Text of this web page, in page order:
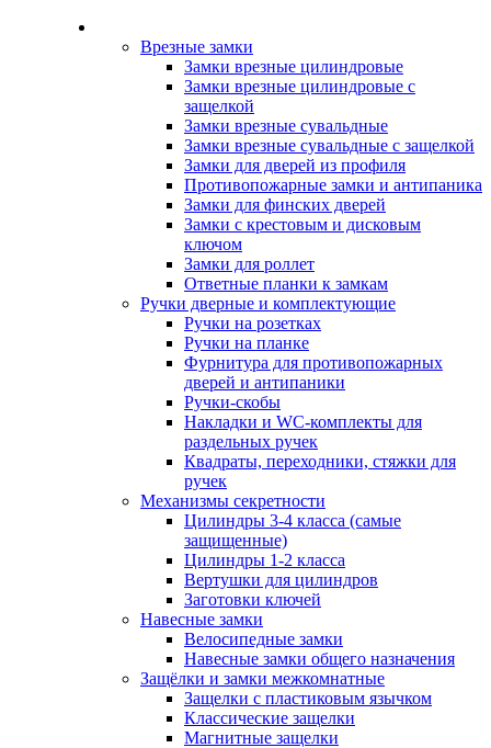
Врезные замки
Замки врезные цилиндровые
Замки врезные цилиндровые с
защелкой
Замки врезные сувальдные
Замки врезные сувальдные с защелкой
Замки для дверей из профиля
Противопожарные замки и антипаника
Замки для финских дверей
Замки с крестовым и дисковым
ключом
Замки для роллет
Ответные планки к замкам
Ручки дверные и комплектующие
Ручки на розетках
Ручки на планке
Фурнитура для противопожарных
дверей и антипаники
Ручки-скобы
Накладки и WC-комплекты для
раздельных ручек
Квадраты, переходники, стяжки для
ручек
Механизмы секретности
Цилиндры 3-4 класса (самые
защищенные)
Цилиндры 1-2 класса
Вертушки для цилиндров
Заготовки ключей
Навесные замки
Велосипедные замки
Навесные замки общего назначения
Защёлки и замки межкомнатные
Защелки с пластиковым язычком
Классические защелки
Магнитные защелки